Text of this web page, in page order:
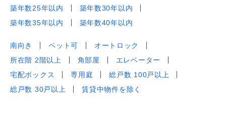
築年数25年以内
築年数30年以内
築年数35年以内
築年数40年以内
南向き ペット可
オートロック
所在階 2階以上
角部屋
エレベーター
宅配ボックス
専用庭
総戸数 100戸以上
総戸数 30戸以上
賃貸中物件を除く